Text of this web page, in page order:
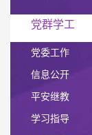
党群学工
党委工作
信息公开
平安继教
学习指导